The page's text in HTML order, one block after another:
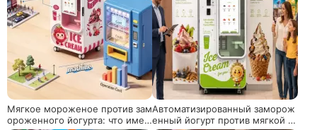
Мягкое мороженое против зам
ороженного йогурта: что имее
Автоматизированный заморож
енный йогурт против мягкой п